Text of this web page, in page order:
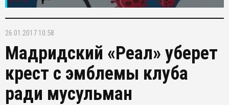
26.01.2017 10:58
Мадридский «Реал» уберет
крест с эмблемы клуба
ради мусульман